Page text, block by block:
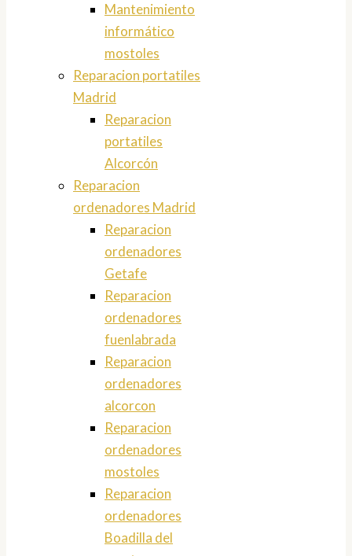
Mantenimiento
informático
mostoles
Reparacion portatiles
Madrid
Reparacion
portatiles
Alcorcón
Reparacion
ordenadores Madrid
Reparacion
ordenadores
Getafe
Reparacion
ordenadores
fuenlabrada
Reparacion
ordenadores
alcorcon
Reparacion
ordenadores
mostoles
Reparacion
ordenadores
Boadilla del